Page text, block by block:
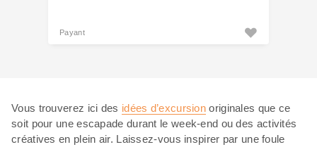
Payant
Vous trouverez ici des idées d’excursion originales que ce
soit pour une escapade durant le week-end ou des activités
créatives en plein air. Laissez-vous inspirer par une foule